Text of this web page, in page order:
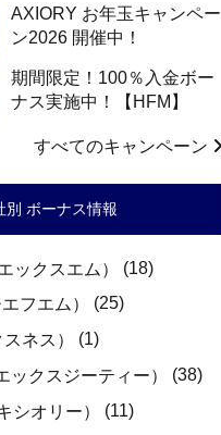
AXIORY お年玉キャンペー
ン2026 開催中！
期間限定！100％入金ボー
ナス実施中！【HFM】
すべてのキャンペーン
別 ボーナス情報
ックスエム）
(18)
フエム）
(25)
ネス）
(1)
ックスジーティー）
(38)
シオリー）
(11)